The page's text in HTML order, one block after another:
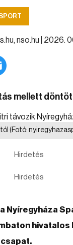
nso.hu | 2026.
mellett
(Fotó:
Hirdetés
Hirdetés
Nyíregyháza
hivatalos